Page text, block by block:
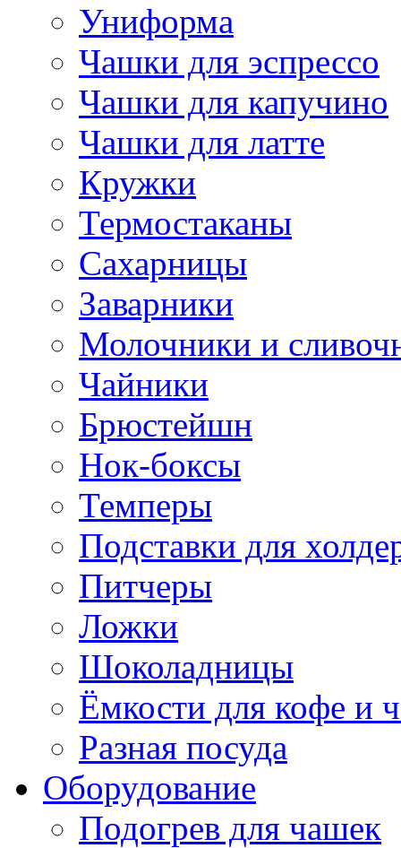
Униформа
Чашки для эспрессо
Чашки для капучино
Чашки для латте
Кружки
Термостаканы
Сахарницы
Заварники
Молочники и
Чайники
Брюстейшн
Нок-боксы
Темперы
Подставки для
Питчеры
Ложки
Шоколадницы
Ёмкости для кофе и
Разная посуда
Оборудование
Подогрев для чашек